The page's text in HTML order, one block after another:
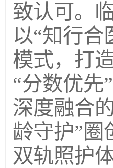
致认可。
以“知行合
模式，打
“分数优先
深度融合
龄守护”圈
双轨照护